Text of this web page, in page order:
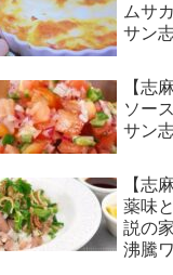
ムサ
サン
【志
ソー
サン
【志
薬味
説の
沸騰